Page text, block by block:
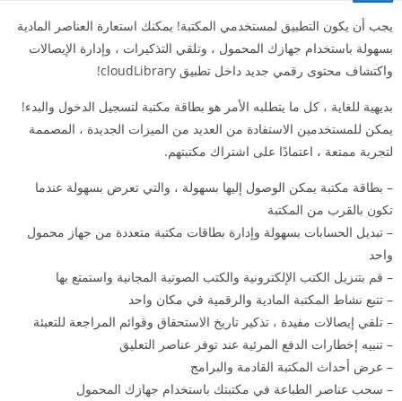
يجب أن يكون التطبيق لمستخدمي المكتبة! يمكنك استعارة العناصر المادية
بسهولة باستخدام جهازك المحمول ، وتلقي التذكيرات ، وإدارة الإيصالات
واكتشاف محتوى رقمي جديد داخل تطبيق cloudLibrary!
بديهية للغاية ، كل ما يتطلبه الأمر هو بطاقة مكتبة لتسجيل الدخول والبدء!
يمكن للمستخدمين الاستفادة من العديد من الميزات الجديدة ، المصممة
لتجربة ممتعة ، اعتمادًا على اشتراك مكتبتهم.
– بطاقة مكتبة يمكن الوصول إليها بسهولة ، والتي تعرض بسهولة عندما
تكون بالقرب من المكتبة
– تبديل الحسابات بسهولة وإدارة بطاقات مكتبة متعددة من جهاز محمول
واحد
– قم بتنزيل الكتب الإلكترونية والكتب الصوتية المجانية واستمتع بها
– تتبع نشاط المكتبة المادية والرقمية في مكان واحد
– تلقي إيصالات مفيدة ، تذكير تاريخ الاستحقاق وقوائم المراجعة للتعبئة
– تنبيه إخطارات الدفع المرئية عند توفر عناصر التعليق
– عرض أحداث المكتبة القادمة والبرامج
– سحب عناصر الطباعة في مكتبتك باستخدام جهازك المحمول